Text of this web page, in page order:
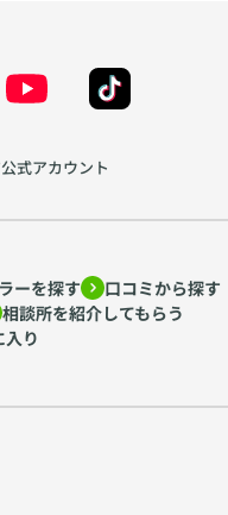
式アカウント
ーを探す
口コミから探す
相談所を紹介してもらう
入り